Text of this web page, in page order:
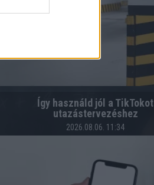
Így használd jól a TikTokot
utazástervezéshez
2026.08.06. 11:34